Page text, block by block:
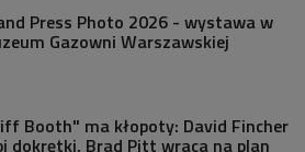
Press Photo 2026 - wystawa w
Gazowni Warszawskiej
Booth" ma kłopoty: David Fincher
dokrętki, Brad Pitt wraca na plan